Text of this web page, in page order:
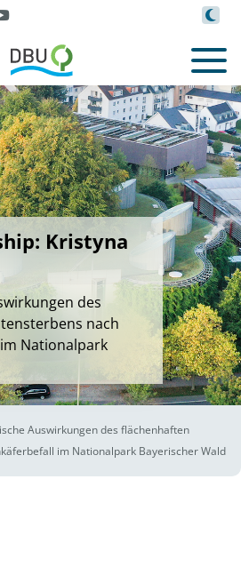
Kristyna
des
nach
Nationalpark
Auswirkungen des flächenhaften
im Nationalpark Bayerischer Wald